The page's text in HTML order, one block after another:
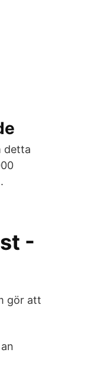
detta
-
gör att